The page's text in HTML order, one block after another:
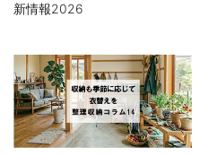
新情報2026